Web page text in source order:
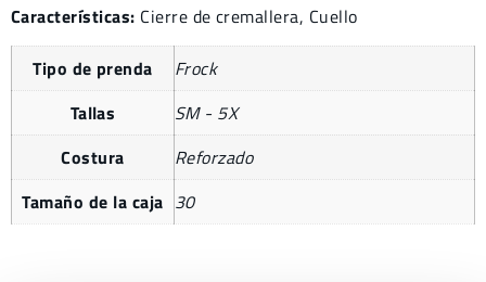
Características: Cierre de cremallera, Cuello
Tipo de prenda
Frock
Tallas
SM - 5X
Costura
Reforzado
Tamaño de la caja 30